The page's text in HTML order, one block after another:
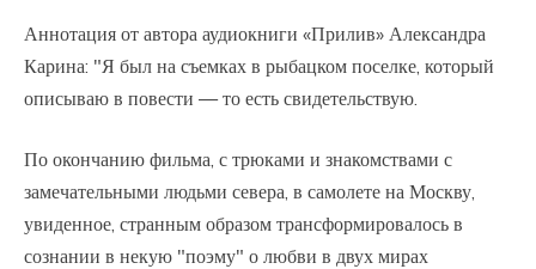
Аннотация от автора аудиокниги «Прилив» Александра
Карина: "Я был на съемках в рыбацком поселке, который
описываю в повести — то есть свидетельствую.
По окончанию фильма, с трюками и знакомствами с
замечательными людьми севера, в самолете на Москву,
увиденное, странным образом трансформировалось в
сознании в некую "поэму" о любви в двух мирах